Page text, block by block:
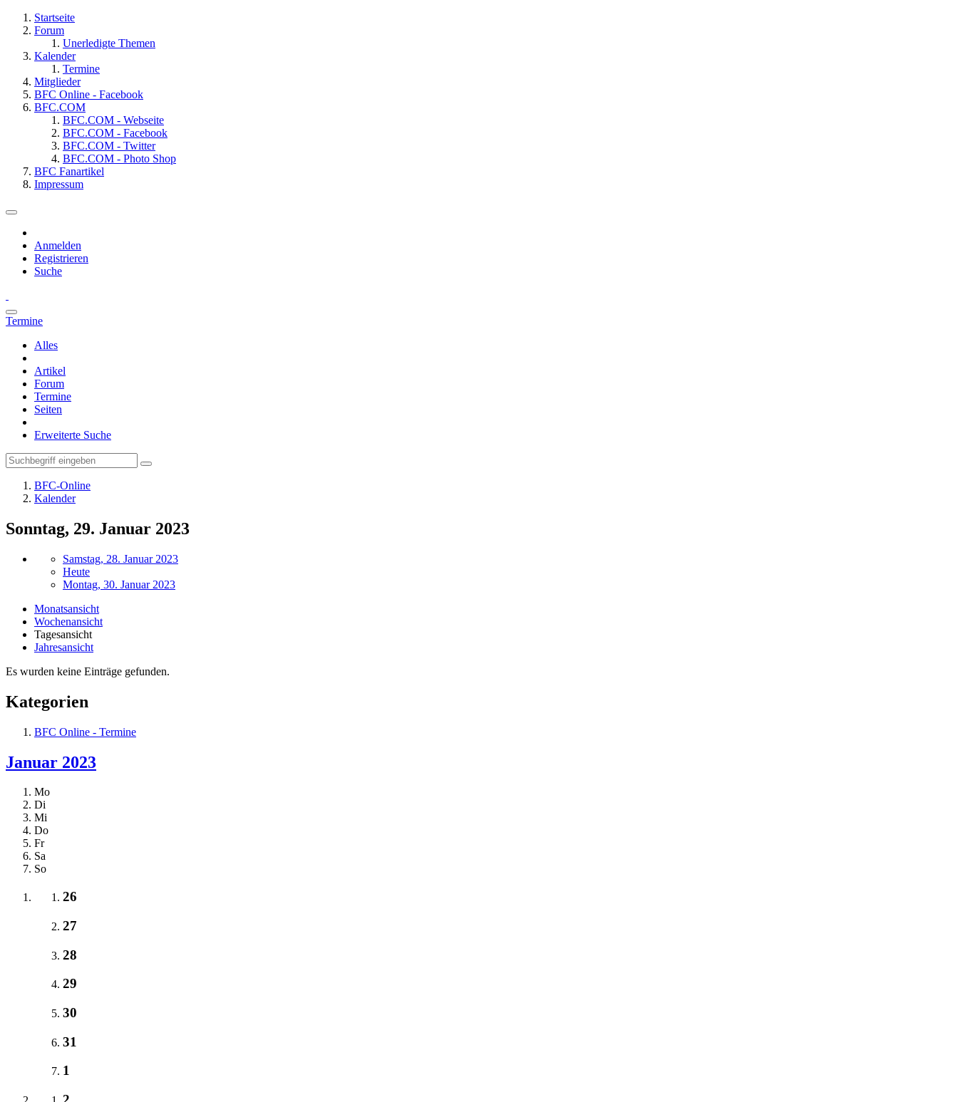
Startseite
Forum
Unerledigte Themen
Kalender
Termine
Mitglieder
BFC Online - Facebook
BFC.COM
BFC.COM - Webseite
BFC.COM - Facebook
BFC.COM - Twitter
BFC.COM - Photo Shop
BFC Fanartikel
Impressum
Anmelden
Registrieren
Suche
Termine
Alles
Artikel
Forum
Termine
Seiten
Erweiterte Suche
BFC-Online
Kalender
Sonntag, 29. Januar 2023
Samstag, 28. Januar 2023
Heute
Montag, 30. Januar 2023
Monatsansicht
Wochenansicht
Tagesansicht
Jahresansicht
Es wurden keine Einträge gefunden.
Kategorien
BFC Online - Termine
Januar 2023
Mo
Di
Mi
Do
Fr
Sa
So
26
27
28
29
30
31
1